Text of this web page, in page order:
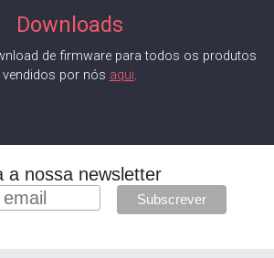
Downloads
de firmware para todos os produtos
vendidos por nós aqui.
a nossa newsletter